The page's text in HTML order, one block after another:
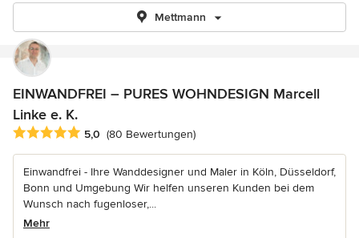
Mettmann
EINWANDFREI – PURES WOHNDESIGN Marcell
Linke e. K.
Durchschnittliche Bewertung: 5 von 5 Sternen
5,0 (80 Bewertungen)
Einwandfrei - Ihre Wanddesigner und Maler in Köln, Düsseldorf,
Bonn und Umgebung Wir helfen unseren Kunden bei dem
Wunsch nach fugenloser,...
Mehr